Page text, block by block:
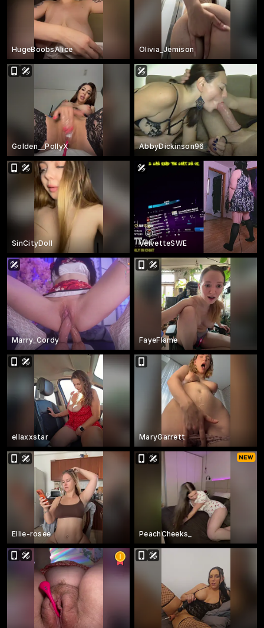
HugeBoobsAlice Olivia_Jemison
Golden__PollyX AbbyDickinson96
SinCityDoll VelvetteSWE
Marry_Cordy FayeFlame
ellaxxstar MaryGarrett
Ellie-rosee PeachCheeks_